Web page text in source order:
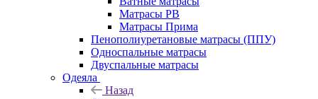
Матрасы РВ
Матрасы Прима
Пенополиуретановые матрасы (ППУ)
Односпальные матрасы
Двуспальные матрасы
Одеяла
Назад